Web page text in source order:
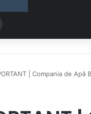
| Compania de Apă